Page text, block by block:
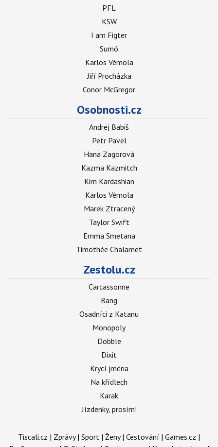
PFL
KSW
I am Figter
Sumó
Karlos Vémola
Jiří Procházka
Conor McGregor
Osobnosti.cz
Andrej Babiš
Petr Pavel
Hana Zagorová
Kazma Kazmitch
Kim Kardashian
Karlos Vémola
Marek Ztracený
Taylor Swift
Emma Smetana
Timothée Chalamet
Zestolu.cz
Carcassonne
Bang
Osadníci z Katanu
Monopoly
Dobble
Dixit
Krycí jména
Na křídlech
Karak
Jízdenky, prosím!
Tiscali.cz | Zprávy| Sport | Ženy| Cestování | Games.cz |